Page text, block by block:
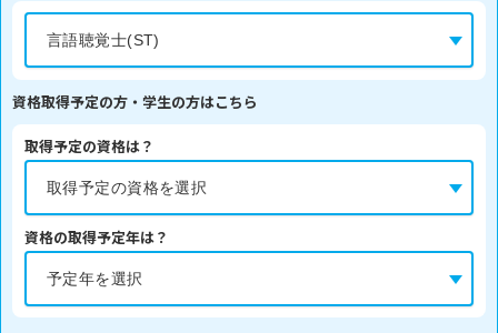
資格取得予定の方・学生の方はこちら
取得予定の資格は？
資格の取得予定年は？